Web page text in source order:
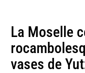
La Moselle
vases de